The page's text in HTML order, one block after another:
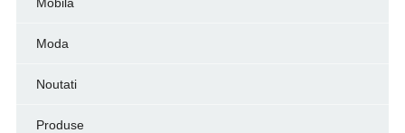
Moda
Noutati
Produse